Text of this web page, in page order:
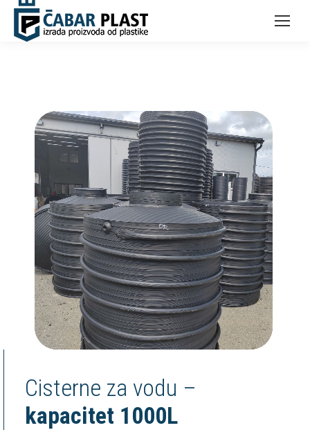
Cisterne za vodu –
kapacitet 1000L